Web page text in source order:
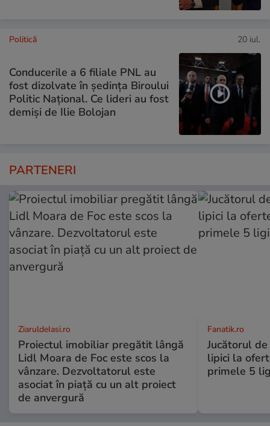
Politică 20 iul.
Conducerile a 6 filiale PNL au
fost dizolvate în ședința Biroului
Politic Național. Ce lideri au fost
demiși de Ilie Bolojan
PARTENERI
ZiaruldeIasi.ro
Proiectul imobiliar pregătit lângă
Lidl Moara de Foc este scos la
vânzare. Dezvoltatorul este
asociat în piață cu un alt proiect
de anvergură
Fanatik.ro
Jucătorul
lipici la
primele 5